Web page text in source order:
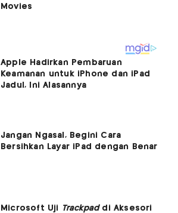
Apple Hadirkan Pembaruan
Keamanan untuk iPhone dan iPad
Jadul, Ini Alasannya
Jangan Ngasal, Begini Cara
Bersihkan Layar iPad dengan Benar
Microsoft Uji Trackpaddi Aksesori